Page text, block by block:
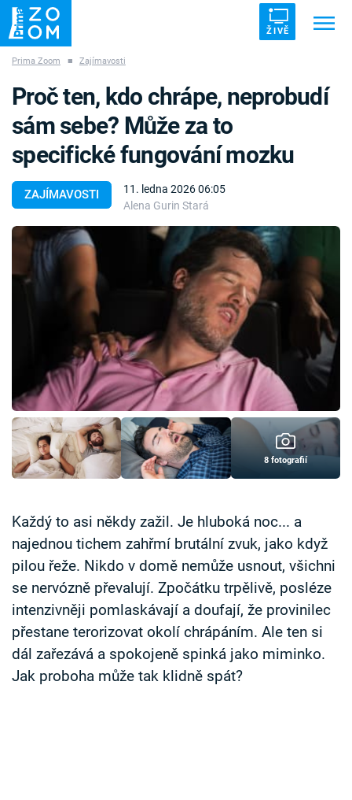
ŽIVĚ
ZÁHADY VETŘELCI DÁVNOVĚKU
Témata
Témata
TV Program
Časopis
Sledujte prima+
Přihlášení
Sledujte nás
Prima Zoom ■ Zajímavosti
ZAJÍMAVOSTI
11. ledna 2026 06:05
Alena Gurin Stará
Proč ten, kdo chrápe, neprobudí
sám sebe? Může za to
specifické fungování mozku
8 fotografií
Každý to asi někdy zažil. Je hluboká noc... a
najednou tichem zahřmí brutální zvuk, jako když
pilou řeže. Nikdo v domě nemůže usnout, všichni
se nervózně převalují. Zpočátku trpělivě, posléze
intenzivněji pomlaskávají a doufají, že provinilec
přestane terorizovat okolí chrápáním. Ale ten si
dál zařezává a spokojeně spinká jako miminko.
Jak proboha může tak klidně spát?